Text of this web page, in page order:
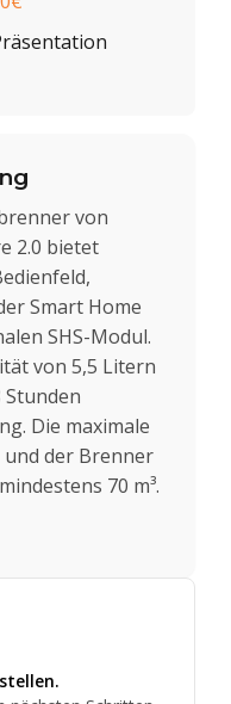
von
2.0 bietet
Smart Home
SHS-Modul.
von 5,5 Litern
Die maximale
der Brenner
70 m³.